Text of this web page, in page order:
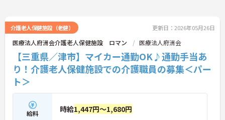
介護老人保健施設（老健） 更新日：2026年05月26日
医療法人府洲会介護老人保健施設 ロマン 医療法人府洲会
【三重県／津市】マイカー通勤OK♪通勤手当あ
り！介護老人保健施設での介護職員の募集＜パー
ト＞
給料 時給1,447円～1,680円